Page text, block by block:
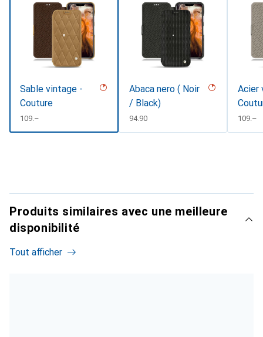
Sable vintage -
Couture
CHF
109.–
Abaca nero ( Noir
/ Black)
CHF
94.90
Acier
CHF
109.–
Produits similaires avec une meilleure
disponibilité
Tout afficher